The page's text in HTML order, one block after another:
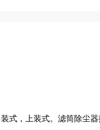
式，上装式。滤筒除尘